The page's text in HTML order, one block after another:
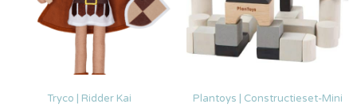
Tryco | Ridder Kai
Plantoys | Constructieset-Mini